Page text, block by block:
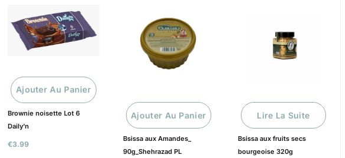
€3.99
Brownie noisette Lot 6
Daily’n
Ajouter Au Panier
Bsissa aux Amandes_
90g_Shehrazad PL
Ajouter Au Panier
Bsissa aux fruits secs
bourgeoise 320g
Lire La Suite